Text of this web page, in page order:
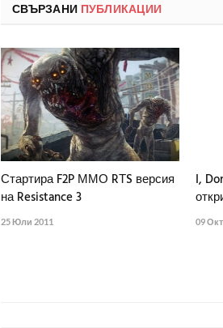
СВЪРЗАНИ ПУБЛИКАЦИИ
Стартира F2P ММО RТS версия
на Resistance 3
25 Юли 2011
I,
09